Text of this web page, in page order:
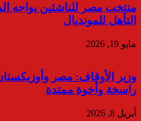
منتخب مصر للناشئين يواجه
التأهل للمونديال
مايو 19, 2026
وزير الأوقاف: مصر
راسخة وأخوة ممتدة
أبريل 8, 2026